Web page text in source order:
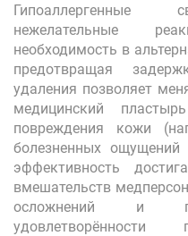
Гипоаллергенные
нежелательные
необходимость в
предотвращая
удаления позволяет
медицинский
повреждения кожи
болезненных ощущений
эффективность
вмешательств
осложнений и
удовлетворённости